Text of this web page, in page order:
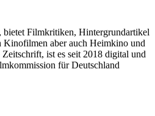
bietet Filmkritiken, Hintergrundartikel
aber auch Heimkino und
ist es seit 2018 digital und
für Deutschland